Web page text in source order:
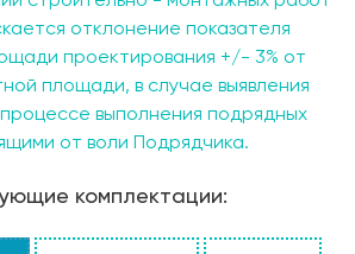
отклонение показателя
проектирования +/- 3% от
площади, в случае выявления
выполнения подрядных
от воли Подрядчика.
комплектации: